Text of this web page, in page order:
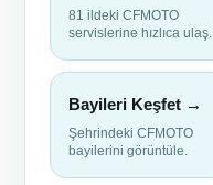
81 ildeki CFMOTO
servislerine hızlıca ulaş.
Bayileri Keşfet →
Şehrindeki CFMOTO
bayilerini görüntüle.